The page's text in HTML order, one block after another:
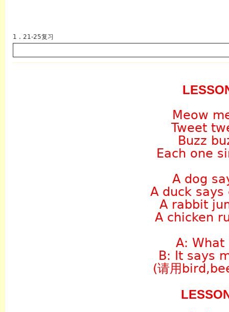
1 . 21-25复习
Meow
Tweet
Buzz
Each one
A dog
A duck
A rabbit
A chicken
A: What
B: It says
(请用